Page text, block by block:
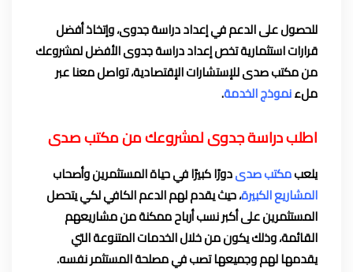
للحصول على الدعم في إعداد دراسة جدوى، وإتخاذ أفضل
قرارات استثمارية تخص إعداد دراسة جدوى الأفضل لمشروعك
من مكتب صدى للإستشارات الإقتصادية، تواصل معنا عبر
ملءنموذج الخدمة.
اطلب دراسة جدوى لمشروعك من مكتب صدى
يلعبمكتب صدىدورًا كبيرًا في حياة المستثمرين وأصحاب
المشاريع الكبيرة، حيث يقدم لهم الدعم الكافي لكي يتحصل
المستثمرين على أكبر نسب أرباح ممكنة من مشاريعهم
القائمة، وذلك يكون من خلال الخدمات المتنوعة التي
يقدمها لهم وجميعها تصب في مصلحة المستثمر نفسه.